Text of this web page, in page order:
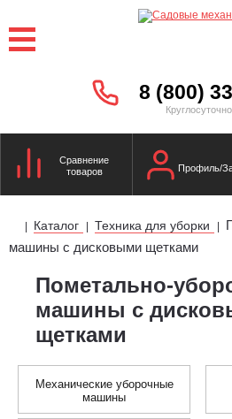
8 (800)
Круглосуточно
Сравнение
товаров
Профиль/
| Каталог | Техника для уборки |
машины с дисковыми щетками
Пометально-
машины с
щетками
Механические уборочные
машины